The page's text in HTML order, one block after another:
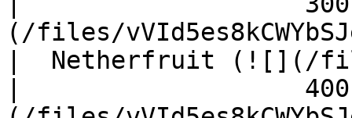
(/files/
|  Netherfruit (![](/
|